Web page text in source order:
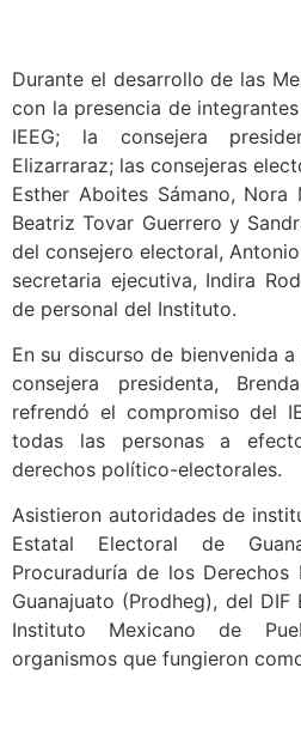
Durante el desarrollo de las
con la presencia de
IEEG; la consejera
Elizarraraz; las consejeras
Esther Aboites Sámano, Nora
Beatriz Tovar Guerrero y
del consejero electoral,
secretaria ejecutiva, Indira
de personal del Instituto.
En su discurso de bienvenida
consejera presidenta,
refrendó el compromiso del
todas las personas a
derechos político-electorales.
Asistieron autoridades de
Estatal Electoral de
Procuraduría de los
Guanajuato (Prodheg), del
Instituto Mexicano de
organismos que fungieron